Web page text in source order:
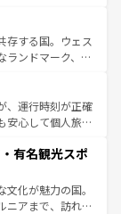
プロヴァンスの
み方が可能だ。さ
おり、どの街角に
る文化を体験で
報はコンテンツ一覧
ことがない。ベ
ルプスの絶景、そ
景は必見。ビール
着の
ほしい。
存する国。ウェス
ランドマーク、歴
なアフタヌーン
パブ、サッカー観
富。イギリスを旅
、運行時刻が正確
安心して個人旅行
はのユニークな
歩きも満喫する
も高いが、旅行
、うまく活用すれ
有名観光スポ
化が魅力の国。
ニアまで、訪れる